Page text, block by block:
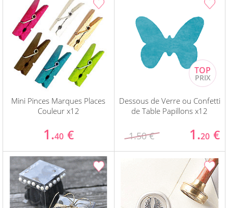
Mini Pinces Marques Places
Couleur x12
1.40 €
Dessous de Verre ou Confetti
de Table Papillons x12
1.50 € 1.20 €